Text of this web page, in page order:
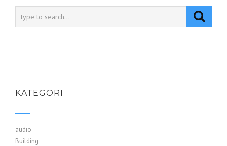
KATEGORI
audio
Building